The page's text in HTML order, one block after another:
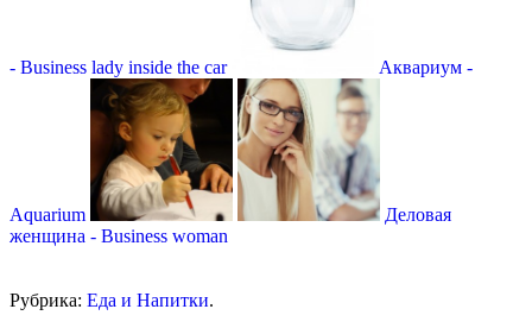
- Business lady inside the car Аквариум -
Aquarium
Деловая
женщина - Business woman
Рубрика: Еда и Напитки.